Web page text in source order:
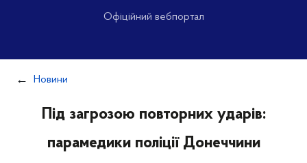
Офіційний вебпортал
Новини
Під загрозою повторних ударів:
парамедики поліції Донеччини